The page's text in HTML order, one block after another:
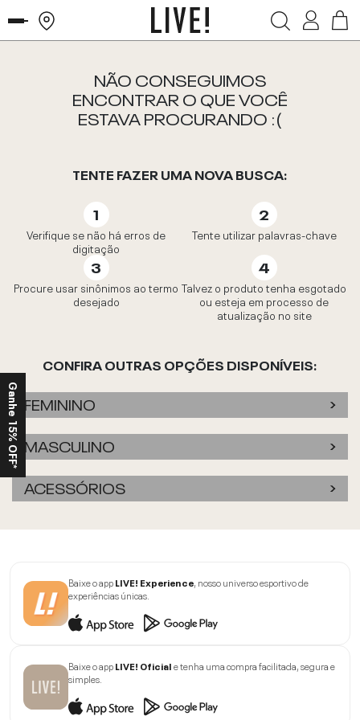
NÃO CONSEGUIMOS
ENCONTRAR O QUE VOCÊ
ESTAVA PROCURANDO :(
TENTE FAZER UMA NOVA BUSCA:
Verifique se não há erros de
digitação
Tente utilizar palavras-chave
Procure usar sinônimos ao termo
desejado
Talvez o produto tenha esgotado
ou esteja em processo de
atualização no site
CONFIRA OUTRAS OPÇÕES DISPONÍVEIS:
FEMININO
MASCULINO
ACESSÓRIOS
Baixe o appLIVE! Experience, nosso universo esportivo de
experiências únicas.
Baixe o appLIVE! Oficiale tenha uma compra facilitada, segura e
simples.
Ganhe 15% OFF*